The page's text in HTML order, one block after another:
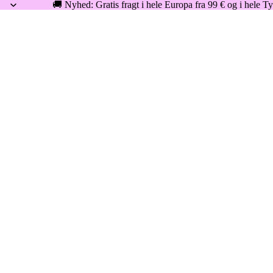
🚚 Nyhed: Gratis fragt i hele Europa fra 99 € og i hele